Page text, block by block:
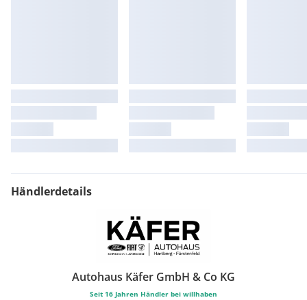
Händlerdetails
Autohaus Käfer GmbH & Co KG
Seit 16 Jahren Händler bei willhaben